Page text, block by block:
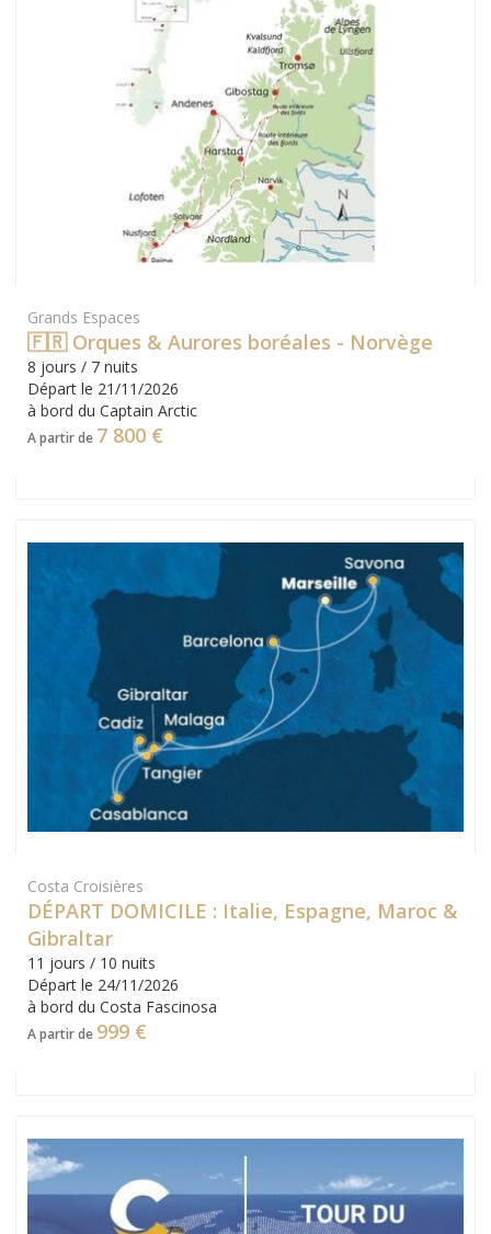
Grands Espaces
🇫🇷 Orques & Aurores boréales - Norvège
8 jours / 7 nuits
Départ le 21/11/2026
à bord du Captain Arctic
A partir de 7 800 €
Costa Croisières
DÉPART DOMICILE : Italie, Espagne, Maroc &
Gibraltar
11 jours / 10 nuits
Départ le 24/11/2026
à bord du Costa Fascinosa
A partir de 999 €